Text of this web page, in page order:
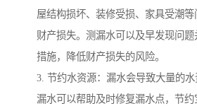
屋结构损坏、装修受损、家具受潮
财产损失。测漏水可以及早发现问题
措施，降低财产损失的风险。
3. 节约水资源：漏水会导致大量的
漏水可以帮助及时修复漏水点，节